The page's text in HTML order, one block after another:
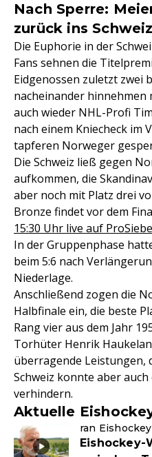
Nach Sperre:
zurück ins
Die Euphorie in der
Fans sehnen die
Eidgenossen zuletzt zwei
nacheinander hinnehmen
auch wieder NHL-Profi
nach einem Kniecheck im
tapferen Norweger
Die Schweiz ließ gegen
aufkommen, die
aber noch mit Platz drei
Bronze findet vor dem
15:30 Uhr live auf
In der Gruppenphase
beim 5:6 nach
Niederlage.
Anschließend zogen die
Halbfinale ein, die beste
Rang vier aus dem Jahr
Torhüter Henrik
überragende Leistungen,
Schweiz konnte aber
verhindern.
Aktuelle
ran
Eishockey-